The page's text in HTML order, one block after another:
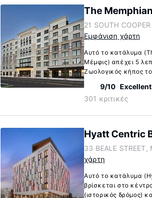
The
21 SOUTH
Εμφάνιση χάρτη
Αυτό το κατάλυμα
Μέμφις) απέχει 5
Ζωολογικός κήπος
9/10 Excellent
301 κριτικές
Hyatt Centric
33 BEALE
χάρτη
Αυτό το κατάλυμα
βρίσκεται στο
(ιστορικός δρόμος)